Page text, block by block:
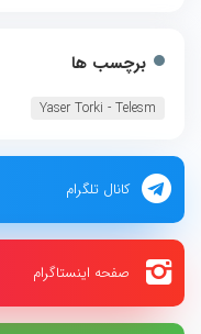
برچسب ها
Yaser Torki - Telesm
کانال تلگرام
صفحه اینستاگرام